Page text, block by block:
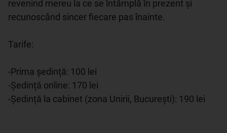
revenind mereu la ce se întâmplă în prezent și
recunoscând sincer fiecare pas înainte.
Tarife:
-Prima ședință: 100 lei
-Ședință online: 170 lei
-Ședință la cabinet (zona Unirii, București): 190 lei